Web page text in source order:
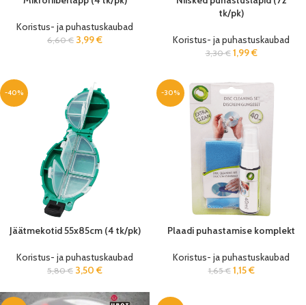
Koristus- ja puhastuskaubad
6,60€ 3,99€
tk/pk)
Koristus- ja puhastuskaubad
3,30€ 1,99€
-40%
Jäätmekotid 55x85cm (4 tk/pk)
Koristus- ja puhastuskaubad
5,80€ 3,50 €
-30%
Plaadi puhastamise komplekt
Koristus- ja puhastuskaubad
1,65€ 1,15€